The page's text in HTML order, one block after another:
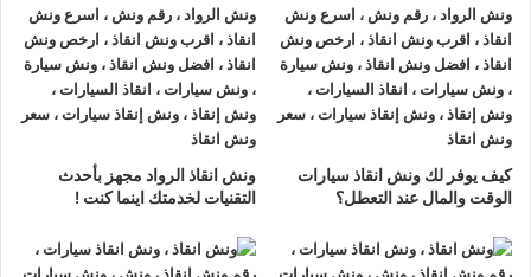
ونش انقاذ سيارات الاسماعيلية لديناونش انقاذ سيارات
مزود
بمعدات حديثة و مجهزة لـسحب السياراتمن الاعطال والحوادث
نحنأسرع ونش انقاذ سيارات يرجي الاتصال بنا عليرقم ونش انقاذ
سيارات 01063144040
–
01093018585
–
01120018852
اقرب ونش انقاذ
اقصي.
تليفونونش انقاذ سياراتفي الاسماعيلية
كيف يوفر لك ونش انقاذ سيارات
الوقت والمال عند التعطل؟
ونش انقاذ الرواد مجهز بأحدث
التقنيات لخدمتك اينما كنت !